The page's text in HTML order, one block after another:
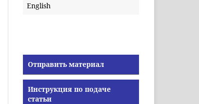
English
Отправить материал
Инструкция по подаче
статьи